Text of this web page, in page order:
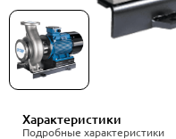
Характеристики
Подробные характеристики